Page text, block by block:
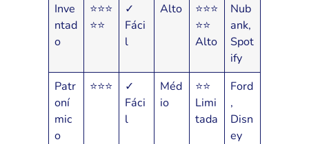
Inve
ntad
o
⭐⭐⭐
⭐⭐
✓
Fáci
l
Alto
⭐⭐⭐
⭐⭐
Alto
Nub
ank,
Spot
ify
Patr
oní
mic
o
⭐⭐⭐
✓
Fáci
l
Méd
io
⭐⭐
Limi
tada
Ford
,
Disn
ey